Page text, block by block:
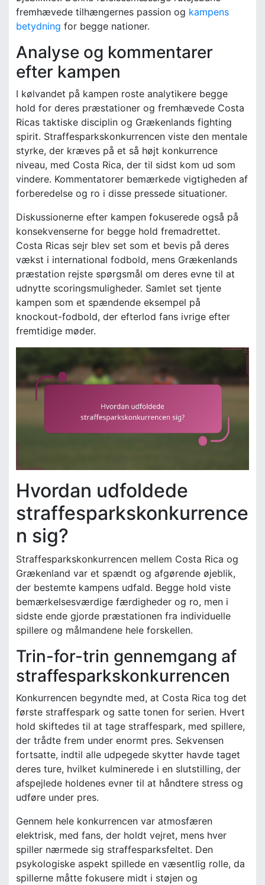
fremhævede tilhængernes passion og kampens
betydning for begge nationer.
Analyse og kommentarer
efter kampen
I kølvandet på kampen roste analytikere begge
hold for deres præstationer og fremhævede Costa
Ricas taktiske disciplin og Grækenlands fighting
spirit. Straffesparkskonkurrencen viste den mentale
styrke, der kræves på et så højt konkurrence
niveau, med Costa Rica, der til sidst kom ud som
vindere. Kommentatorer bemærkede vigtigheden af
forberedelse og ro i disse pressede situationer.
Diskussionerne efter kampen fokuserede også på
konsekvenserne for begge hold fremadrettet.
Costa Ricas sejr blev set som et bevis på deres
vækst i international fodbold, mens Grækenlands
præstation rejste spørgsmål om deres evne til at
udnytte scoringsmuligheder. Samlet set tjente
kampen som et spændende eksempel på
knockout-fodbold, der efterlod fans ivrige efter
fremtidige møder.
Hvordan udfoldede
straffesparkskonkurrence
n sig?
Straffesparkskonkurrencen mellem Costa Rica og
Grækenland var et spændt og afgørende øjeblik,
der bestemte kampens udfald. Begge hold viste
bemærkelsesværdige færdigheder og ro, men i
sidste ende gjorde præstationen fra individuelle
spillere og målmandene hele forskellen.
Trin-for-trin gennemgang af
straffesparkskonkurrencen
Konkurrencen begyndte med, at Costa Rica tog det
første straffespark og satte tonen for serien. Hvert
hold skiftedes til at tage straffespark, med spillere,
der trådte frem under enormt pres. Sekvensen
fortsatte, indtil alle udpegede skytter havde taget
deres ture, hvilket kulminerede i en slutstilling, der
afspejlede holdenes evner til at håndtere stress og
udføre under pres.
Gennem hele konkurrencen var atmosfæren
elektrisk, med fans, der holdt vejret, mens hver
spiller nærmede sig straffesparksfeltet. Den
psykologiske aspekt spillede en væsentlig rolle, da
spillerne måtte fokusere midt i støjen og